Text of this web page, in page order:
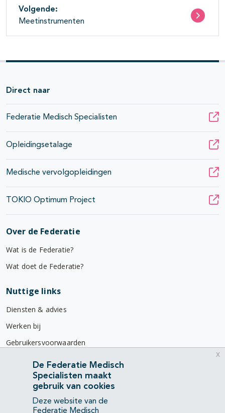
Volgende:
Meetinstrumenten
Direct naar
Federatie Medisch Specialisten
Opleidingsetalage
Medische vervolgopleidingen
TOKIO Optimum Project
Over de Federatie
Wat is de Federatie?
Wat doet de Federatie?
Nuttige links
Diensten & advies
Werken bij
Gebruikersvoorwaarden
Privacyverklaring
Contact
Mercatorlaan 1200
3528 BL Utrecht
De Federatie Medisch
Specialisten maakt
gebruik van cookies
Deze website van de
Federatie Medisch
x